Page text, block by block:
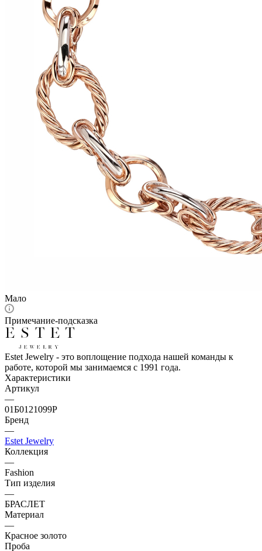
Мало
Примечание-подсказка
Estet Jewelry - это воплощение подхода нашей команды к
работе, которой мы занимаемся с 1991 года.
Характеристики
Артикул
—
01Б0121099Р
Бренд
—
Estet Jewelry
Коллекция
—
Fashion
Тип изделия
—
БРАСЛЕТ
Материал
—
Красное золото
Проба